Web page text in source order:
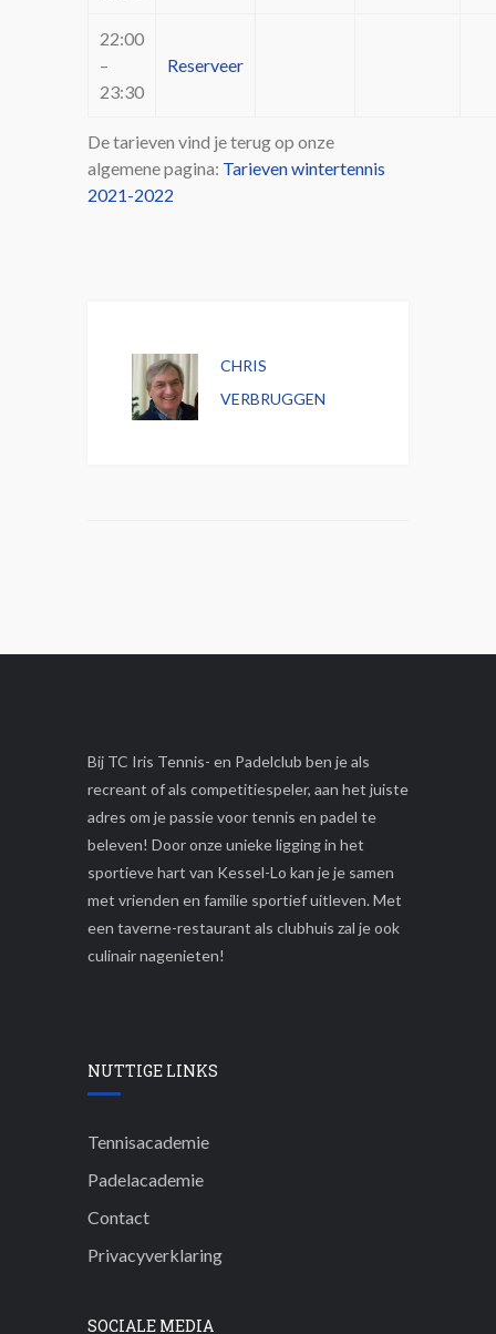
22:00
–
23:30
Reserveer
De tarieven vind je terug op onze
algemene pagina: Tarieven wintertennis
2021-2022
CHRIS
VERBRUGGEN
Bij TC Iris Tennis- en Padelclub ben je als
recreant of als competitiespeler, aan het juiste
adres om je passie voor tennis en padel te
beleven! Door onze unieke ligging in het
sportieve hart van Kessel-Lo kan je je samen
met vrienden en familie sportief uitleven. Met
een taverne-restaurant als clubhuis zal je ook
culinair nagenieten!
NUTTIGE LINKS
Tennisacademie
Padelacademie
Contact
Privacyverklaring
SOCIALE MEDIA